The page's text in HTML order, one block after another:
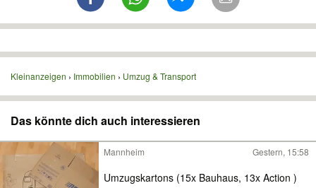
Kleinanzeigen Immobilien Umzug & Transport
Das könnte dich auch interessieren
Mannheim Gestern, 15:58
Umzugskartons (15x Bauhaus, 13x Action )